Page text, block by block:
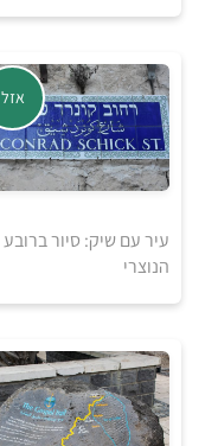
אזל מהמלאי
אזל
עיר עם שיק: סיור ברובע
הנוצרי